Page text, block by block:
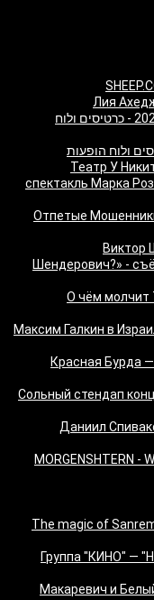
Лия
משופן ועד AC/DC - מופע פסנתר לאור נרות 2026 - כרטיסים ולוח
"Театр У
спектакль Марка
Отпетые
Виктор
Шендерович?» -
«О чём
Максим Галкин в
Красная Бурда
"Сольный стендап
"Даниил
MORGENSHTERN -
"The magic of
Группа "КИНО" —
Макаревич и